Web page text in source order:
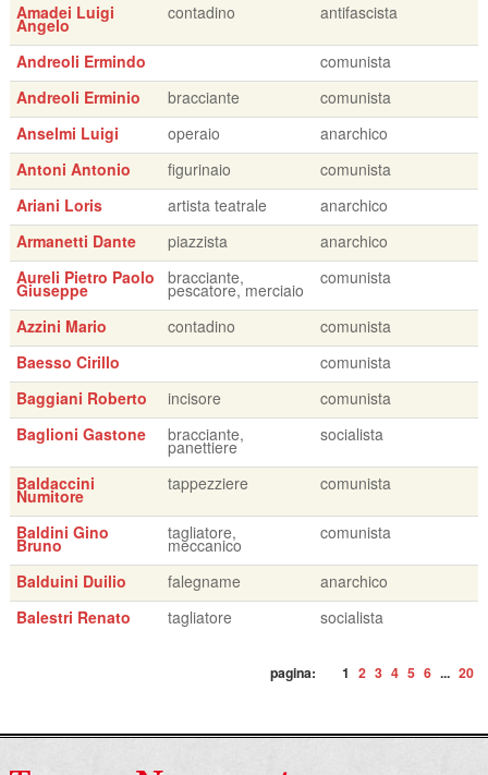
Amadei Luigi
Angelo
contadino antifascista
Andreoli Ermindo
comunista
Andreoli Erminio
bracciante
comunista
Anselmi Luigi
operaio
anarchico
Antoni Antonio
figurinaio
comunista
Ariani Loris
artista teatrale
anarchico
Armanetti Dante
piazzista
anarchico
Aureli Pietro Paolo
Giuseppe
bracciante,
pescatore, merciaio
comunista
Azzini Mario contadino
comunista
Baesso Cirillo
comunista
Baggiani Roberto
incisore
comunista
Baglioni Gastone
bracciante,
panettiere
socialista
Baldaccini
Numitore
tappezziere comunista
Baldini Gino
Bruno
tagliatore,
meccanico
comunista
Balduini Duilio falegname
anarchico
Balestri Renato
tagliatore socialista
pagina: 1 2 3 4 5 6 ... 20